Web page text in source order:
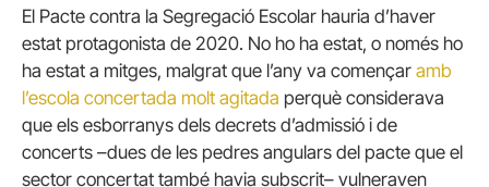
El Pacte contra la Segregació Escolar hauria d’haver
estat protagonista de 2020. No ho ha estat, o només ho
ha estat a mitges, malgrat que l’any va començar amb
l’escola concertada molt agitada perquè considerava
que els esborranys dels decrets d’admissió i de
concerts –dues de les pedres angulars del pacte que el
sector concertat també havia subscrit– vulneraven